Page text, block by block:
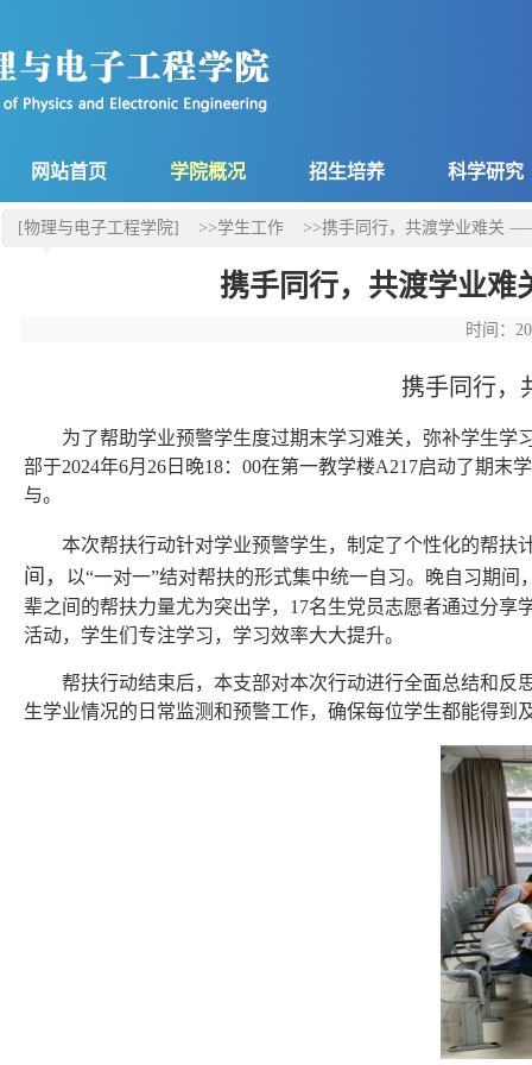
网站首页 学院概况 招生培养 科学研究
[物理与电子工程学院] >>学生工作 >>携手同行，共渡学业难关
携手同行，共渡学业
时间：
携手同行
为了帮助学业预警学生度过期末学习难关，弥补学生
部于2024年6月26日晚18：00在第一教学楼A217启动了期
与。
本次帮扶行动针对学业预警学生，制定了个性化的帮扶
间，
以“一对一”结对帮扶的形式集中统一自习。晚自习期
辈之间的帮扶力量尤为突出学，17名生党员志愿者通过分
活动，学生们专注学习，学习效率大大提升。
帮扶行动结束后，本支部对本次行动进行全面总结和反
生学业情况的日常监测和预警工作，确保每位学生都能得到